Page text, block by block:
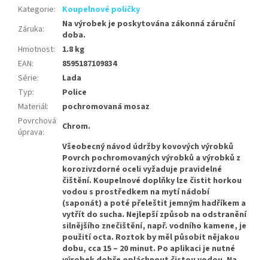
Kategorie:
Koupelnové poličky
Záruka:
Na výrobek je poskytována zákonná záruční
doba.
Hmotnost:
1.8 kg
EAN:
8595187109834
Série:
Lada
Typ:
Police
Materiál:
pochromovaná mosaz
Povrchová
úprava:
Chrom.
Všeobecný návod údržby kovových výrobků
Povrch pochromovaných výrobků a výrobků z
korozivzdorné oceli vyžaduje pravidelné
čištění. Koupelnové doplňky lze čistit horkou
vodou s prostředkem na mytí nádobí
(saponát) a poté přeleštit jemným hadříkem a
vytřít do sucha. Nejlepší způsob na odstranění
silnějšího znečištění, např. vodního kamene, je
použití octa. Roztok by měl působit nějakou
dobu, cca 15 – 20 minut. Po aplikaci je nutné